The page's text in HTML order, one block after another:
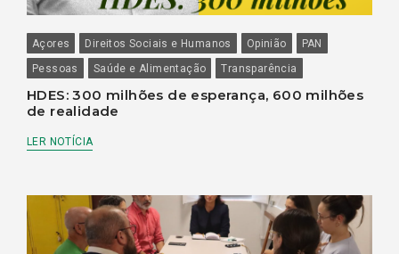
Açores Direitos Sociais e Humanos Opinião
PAN
Pessoas
Saúde e Alimentação Transparência
HDES: 300 milhões de esperança, 600 milhões
de realidade
LER NOTÍCIA